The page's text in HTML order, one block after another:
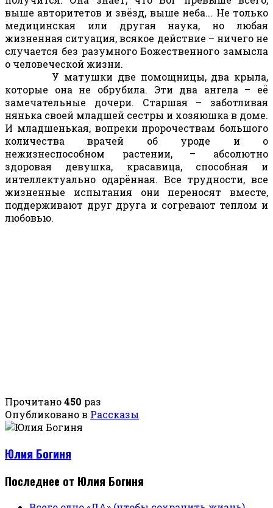
выше авторитетов и звёзд, выше неба... Не только
медицинская или другая наука, но любая
жизненная ситуация, всякое действие – ничего не
случается без разумного Божественного замысла
о человеческой жизни.
У матушки две помощницы, два крыла,
которые она не обрубила. Эти два ангела – её
замечательные дочери. Старшая – заботливая
нянька своей младшей сестры и хозяюшка в доме.
И младшенькая, вопреки пророчествам большого
количества врачей об уроде и о
нежизнеспособном растении, – абсолютно
здоровая девушка, красавица, способная и
интеллектуально одарённая. Все трудности, все
жизненные испытания они переносят вместе,
поддерживают друг друга и согревают теплом и
любовью.
Прочитано450 раз
Опубликовано в Рассказы
Юлия Богиня
Последнее от Юлия Богиня